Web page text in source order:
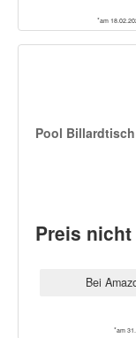
*am
Pool
Preis
Bei
*am